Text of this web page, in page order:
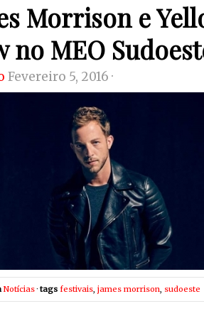
Morrison e
no MEO
Fevereiro 5, 2016 ·
Notícias· tags festivais, james morrison, sudoeste